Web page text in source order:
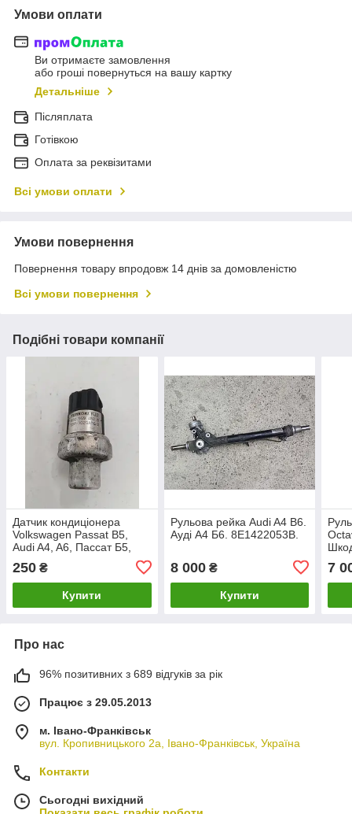
Умови оплати
Ви отримаєте замовлення
або гроші повернуться на вашу картку
Детальніше
Післяплата
Готівкою
Оплата за реквізитами
Всі умови оплати
Умови повернення
Повернення товару впродовж 14 днів за домовленістю
Всі умови повернення
Подібні товари компанії
Датчик кондиціонера
Volkswagen Passat B5,
Audi A4, A6, Пассат Б5,
Аудіо А4, А6. 8D0959482B.
250 ₴
Купити
Рульова рейка Audi A4 B6.
Ауді А4 Б6. 8E1422053B.
8 000₴
Купити
7
Про нас
96% позитивних з 689 відгуків за рік
Працює з 29.05.2013
м. Івано-Франківськ
вул. Кропивницького 2а, Івано-Франківськ, Україна
Контакти
Сьогодні вихідний